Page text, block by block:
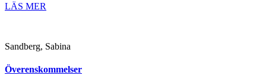
LÄS MER
Sandberg, Sabina
Överenskommelser